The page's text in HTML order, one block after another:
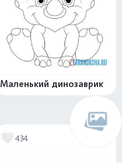
Маленький динозаврик
434